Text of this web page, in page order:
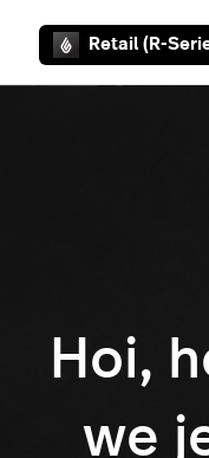
Retail (R-
Hoi,
we